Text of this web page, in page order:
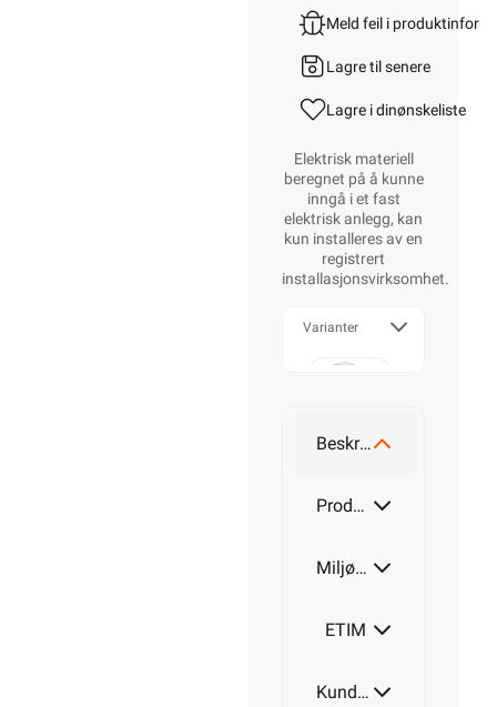
Meld feil i
Lagre til senere
Lagre i dinønskeliste
Elektrisk materiell
beregnet på å kunne
inngå i et fast
elektrisk anlegg, kan
kun installeres av en
registrert
installasjonsvirksomhet.
Varianter
Beskrivelse
Produktdetaljer
Miljøparametere
ETIM
Kundeomtale